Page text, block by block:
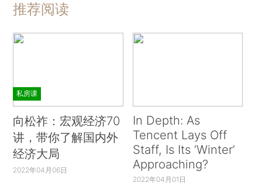
推荐阅读
私房课
向松祚：宏观经济70
讲，带你了解国内外
经济大局
2022年04月06日
In Depth: As
Tencent Lays Off
Staff, Is Its ‘Winter’
Approaching?
2022年04月01日